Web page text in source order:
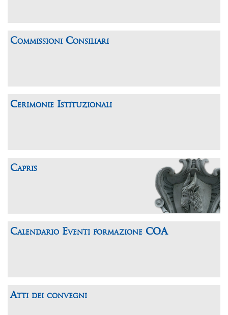
Commissioni Consiliari
Cerimonie Istituzionali
Capris
Calendario Eventi formazione COA
Atti dei convegni